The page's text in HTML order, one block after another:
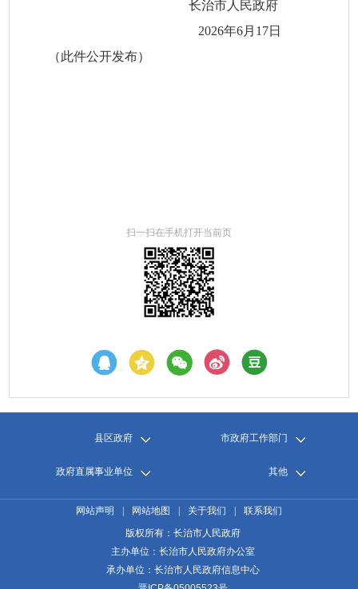
长治市人民政府
2026年6月17日
（此件公开发布）
扫一扫在手机打开当前页
县区政府 市政府工作部门
政府直属事业单位 其他
网站声明 网站地图 关于我们
联系我们
版权所有：长治市人民政府
主办单位：长治市人民政府办公室
承办单位：长治市人民政府信息中心